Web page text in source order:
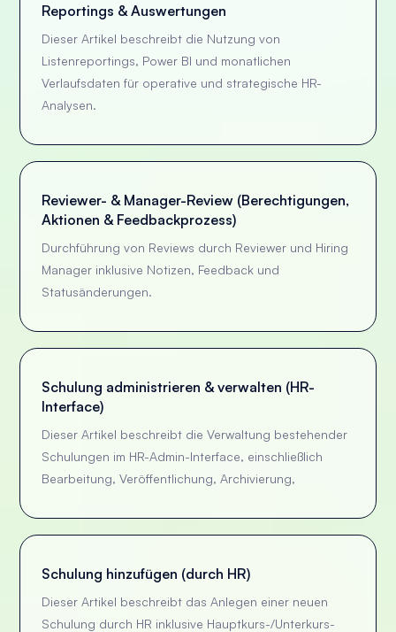
Reportings & Auswertungen
Dieser Artikel beschreibt die Nutzung von
Listenreportings, Power BI und monatlichen
Verlaufsdaten für operative und strategische HR-
Analysen.
Reviewer- & Manager-Review (Berechtigungen,
Aktionen & Feedbackprozess)
Durchführung von Reviews durch Reviewer und Hiring
Manager inklusive Notizen, Feedback und
Statusänderungen.
Schulung administrieren & verwalten (HR-
Interface)
Dieser Artikel beschreibt die Verwaltung bestehender
Schulungen im HR-Admin-Interface, einschließlich
Bearbeitung, Veröffentlichung, Archivierung,
Schulung hinzufügen (durch HR)
Dieser Artikel beschreibt das Anlegen einer neuen
Schulung durch HR inklusive Hauptkurs-/Unterkurs-